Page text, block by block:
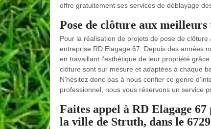
offre gratuitement ses services de déblayage
Pose de clôture aux
Pour la réalisation de projets de pose de
entreprise RD Elagage 67. Depuis des années
en travaillant l’esthétique de leur propriété
clôture sont sur mesure et adaptées à chaque
N’hésitez donc pas à nous confier ce genre
professionnel, nous vous réservons un service
Faites appel à RD Elagage
la ville de Struth, dans le